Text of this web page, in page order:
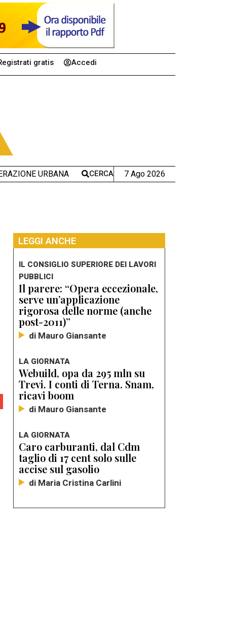
gratis Accedi
URBANA CERCA 7 Ago 2026
LEGGI ANCHE
IL CONSIGLIO SUPERIORE DEI LAVORI
PUBBLICI
Il parere: “Opera eccezionale,
serve un’applicazione
rigorosa delle norme (anche
post-2011)”
di Mauro Giansante
LA GIORNATA
Webuild, opa da 295 mln su
Trevi. I conti di Terna. Snam,
ricavi boom
di Mauro Giansante
LA GIORNATA
Caro carburanti, dal Cdm
taglio di 17 cent solo sulle
accise sul gasolio
di Maria Cristina Carlini